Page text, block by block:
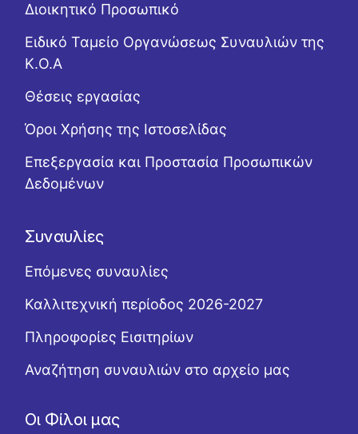
Διοικητικό Προσωπικό
Ειδικό Ταμείο Οργανώσεως Συναυλιών της
Κ.Ο.Α
Θέσεις εργασίας
Όροι Χρήσης της Ιστοσελίδας
Επεξεργασία και Προστασία Προσωπικών
Δεδομένων
Συναυλίες
Επόμενες συναυλίες
Καλλιτεχνική περίοδος 2026-2027
Πληροφορίες Εισιτηρίων
Αναζήτηση συναυλιών στο αρχείο μας
Οι Φίλοι μας